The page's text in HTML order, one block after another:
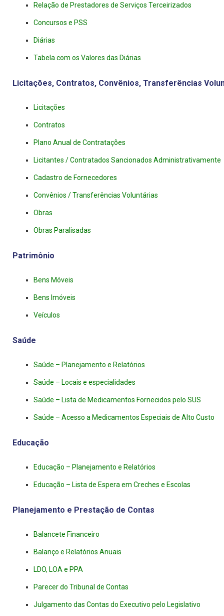
Relação de Prestadores de Serviços Terceirizados
Concursos e PSS
Diárias
Tabela com os Valores das Diárias
Licitações, Contratos, Convênios, Transferências
Licitações
Contratos
Plano Anual de Contratações
Licitantes / Contratados Sancionados Administrativamente
Cadastro de Fornecedores
Convênios / Transferências Voluntárias
Obras
Obras Paralisadas
Patrimônio
Bens Móveis
Bens Imóveis
Veículos
Saúde
Saúde – Planejamento e Relatórios
Saúde – Locais e especialidades
Saúde – Lista de Medicamentos Fornecidos pelo SUS
Saúde – Acesso a Medicamentos Especiais de Alto Custo
Educação
Educação – Planejamento e Relatórios
Educação – Lista de Espera em Creches e Escolas
Planejamento e Prestação de Contas
Balancete Financeiro
Balanço e Relatórios Anuais
LDO, LOA e PPA
Parecer do Tribunal de Contas
Julgamento das Contas do Executivo pelo Legislativo